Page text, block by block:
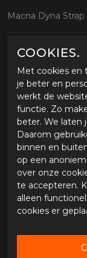
Macna Dyna Strap
Macna Krown
COOKIES.
Met cookies en
je beter en
werkt de
functie. Zo
beter. We laten
Daarom
binnen en
op een
over onze
te accepteren.
alleen
cookies er